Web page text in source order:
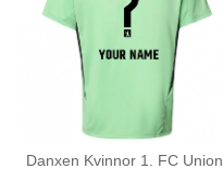
Danxen Kvinnor 1. FC Union